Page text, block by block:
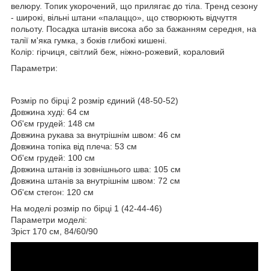
велюру. Топик укорочений, що прилягає до тіла. Тренд сезону
- широкі, вільні штани «палаццо», що створюють відчуття
польоту. Посадка штанів висока або за бажанням середня, на
талії м'яка гумка, з боків глибокі кишені.
Колір: гірчиця, світлий беж, ніжно-рожевий, кораловий
Параметри:
Розмір по бірці 2 розмір єдиний (48-50-52)
Довжина худі: 64 см
Об'єм грудей: 148 см
Довжина рукава за внутрішнім швом: 46 см
Довжина топіка від плеча: 53 см
Об'єм грудей: 100 см
Довжина штанів із зовнішнього шва: 105 см
Довжина штанів за внутрішнім швом: 72 см
Об'єм стегон: 120 см
На моделі розмір по бірці 1 (42-44-46)
Параметри моделі:
Зріст 170 см, 84/60/90